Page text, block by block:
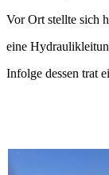
Vor Ort stellte sich
eine
Infolge dessen trat